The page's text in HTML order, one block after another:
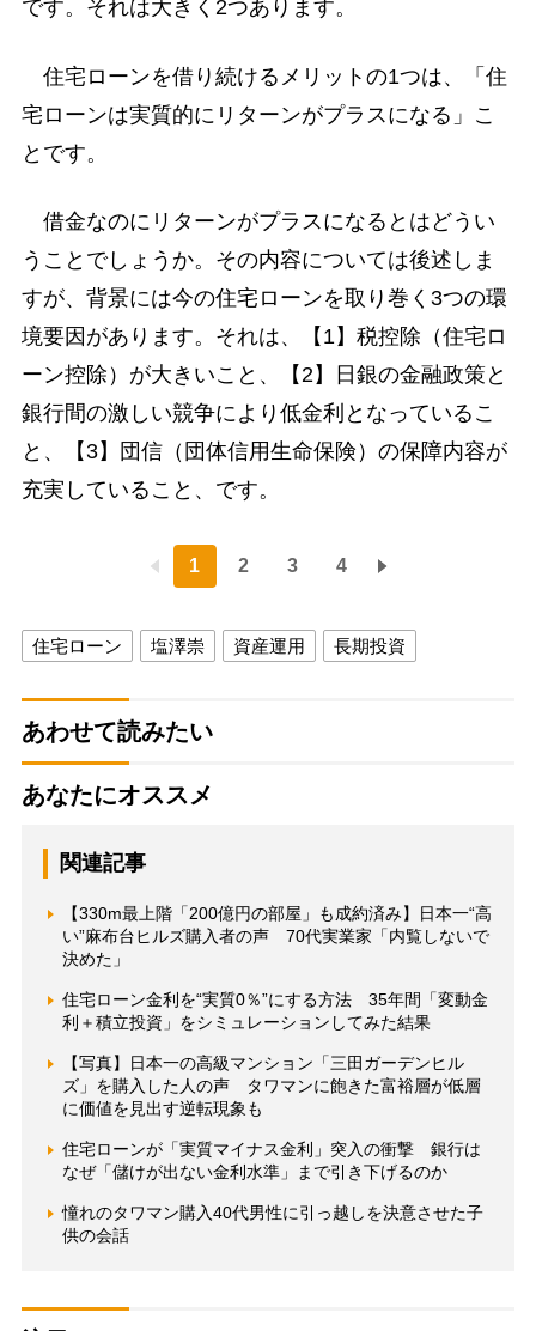
です。それは大きく2つあります。
住宅ローンを借り続けるメリットの1つは、「住
宅ローンは実質的にリターンがプラスになる」こ
とです。
借金なのにリターンがプラスになるとはどうい
うことでしょうか。その内容については後述しま
すが、背景には今の住宅ローンを取り巻く3つの環
境要因があります。それは、【1】税控除（住宅ロ
ーン控除）が大きいこと、【2】日銀の金融政策と
銀行間の激しい競争により低金利となっているこ
と、【3】団信（団体信用生命保険）の保障内容が
充実していること、です。
1 2 3 4
住宅ローン 塩澤崇 資産運用 長期投資
あわせて読みたい
あなたにオススメ
関連記事
【330m最上階「200億円の部屋」も成約済み】日本一“高
い”麻布台ヒルズ購入者の声 70代実業家「内覧しないで
決めた」
住宅ローン金利を“実質0％”にする方法 35年間「変動金
利＋積立投資」をシミュレーションしてみた結果
【写真】日本一の高級マンション「三田ガーデンヒル
ズ」を購入した人の声 タワマンに飽きた富裕層が低層
に価値を見出す逆転現象も
住宅ローンが「実質マイナス金利」突入の衝撃 銀行は
なぜ「儲けが出ない金利水準」まで引き下げるのか
憧れのタワマン購入40代男性に引っ越しを決意させた子
供の会話